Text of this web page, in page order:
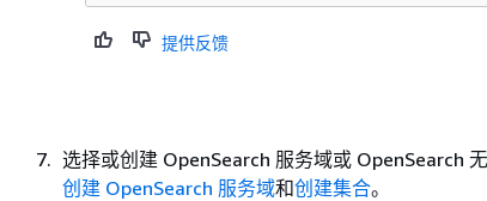
提供反馈
选择或创建 OpenSearch 服务域或 OpenSearch
创建 OpenSearch 服务域和创建集合。